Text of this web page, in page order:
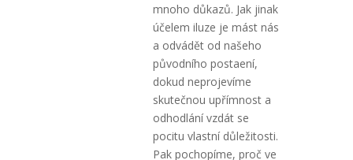
mnoho důkazů. Jak jinak
účelem iluze je mást nás
a odvádět od našeho
původního postaení,
dokud neprojevíme
skutečnou upřímnost a
odhodlání vzdát se
pocitu vlastní důležitosti.
Pak pochopíme, proč ve